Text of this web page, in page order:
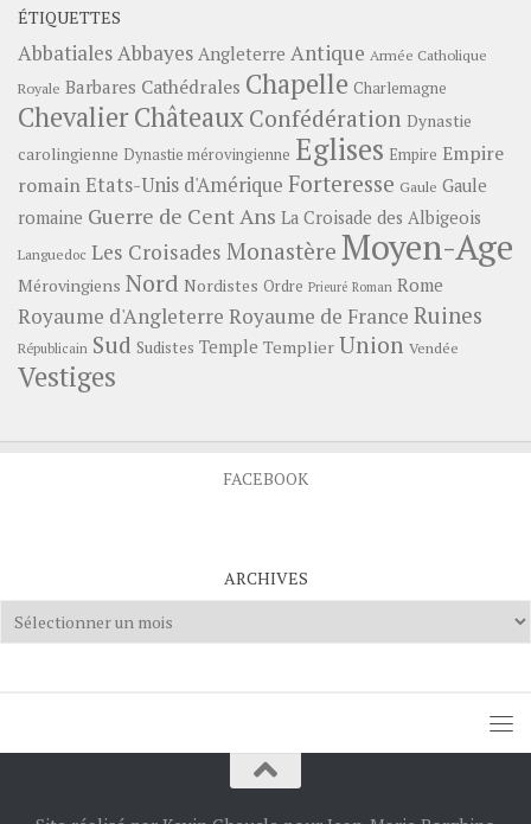
ÉTIQUETTES
Abbatiales Abbayes Angleterre Antique Armée Catholique
Royale Barbares Cathédrales Chapelle Charlemagne
ChevalierChâteauxConfédération Dynastie
carolingienne Dynastie mérovingienne Eglises Empire Empire
romainEtats-Unis d'Amérique Forteresse Gaule Gaule
romaine Guerre de Cent Ans La Croisade des Albigeois
Languedoc Les Croisades Monastère Moyen-Age
Mérovingiens Nord Nordistes Ordre Prieuré Roman Rome
Royaume d'Angleterre Royaume de France Ruines
Républicain Sud Sudistes Temple Templier Union Vendée
Vestiges
FACEBOOK
ARCHIVES
Archives